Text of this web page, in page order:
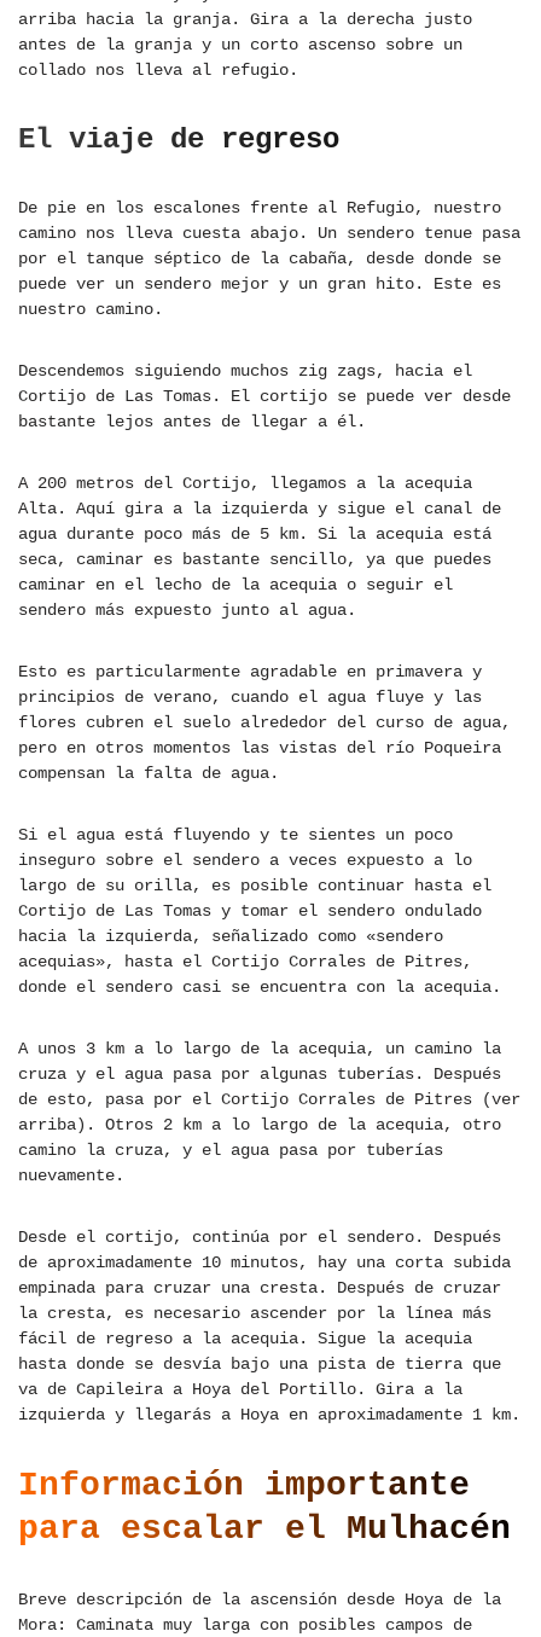
arriba hacia la granja. Gira a la derecha justo
antes de la granja y un corto ascenso sobre un
collado nos lleva al refugio.
El viaje de regreso
De pie en los escalones frente al Refugio, nuestro
camino nos lleva cuesta abajo. Un sendero tenue pasa
por el tanque séptico de la cabaña, desde donde se
puede ver un sendero mejor y un gran hito. Este es
nuestro camino.
Descendemos siguiendo muchos zig zags, hacia el
Cortijo de Las Tomas. El cortijo se puede ver desde
bastante lejos antes de llegar a él.
A 200 metros del Cortijo, llegamos a la acequia
Alta. Aquí gira a la izquierda y sigue el canal de
agua durante poco más de 5 km. Si la acequia está
seca, caminar es bastante sencillo, ya que puedes
caminar en el lecho de la acequia o seguir el
sendero más expuesto junto al agua.
Esto es particularmente agradable en primavera y
principios de verano, cuando el agua fluye y las
flores cubren el suelo alrededor del curso de agua,
pero en otros momentos las vistas del río Poqueira
compensan la falta de agua.
Si el agua está fluyendo y te sientes un poco
inseguro sobre el sendero a veces expuesto a lo
largo de su orilla, es posible continuar hasta el
Cortijo de Las Tomas y tomar el sendero ondulado
hacia la izquierda, señalizado como «sendero
acequias», hasta el Cortijo Corrales de Pitres,
donde el sendero casi se encuentra con la acequia.
A unos 3 km a lo largo de la acequia, un camino la
cruza y el agua pasa por algunas tuberías. Después
de esto, pasa por el Cortijo Corrales de Pitres (ver
arriba). Otros 2 km a lo largo de la acequia, otro
camino la cruza, y el agua pasa por tuberías
nuevamente.
Desde el cortijo, continúa por el sendero. Después
de aproximadamente 10 minutos, hay una corta subida
empinada para cruzar una cresta. Después de cruzar
la cresta, es necesario ascender por la línea más
fácil de regreso a la acequia. Sigue la acequia
hasta donde se desvía bajo una pista de tierra que
va de Capileira a Hoya del Portillo. Gira a la
izquierda y llegarás a Hoya en aproximadamente 1 km.
Información importante
para escalar el Mulhacén
Breve descripción de la ascensión desde Hoya de la
Mora: Caminata muy larga con posibles campos de